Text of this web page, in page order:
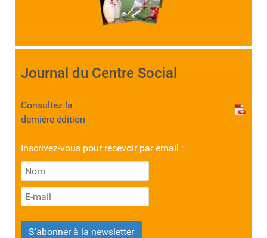
Journal du Centre Social
Consultez la
dernière édition
Inscrivez-vous pour recevoir par email :
S'abonner à la newsletter